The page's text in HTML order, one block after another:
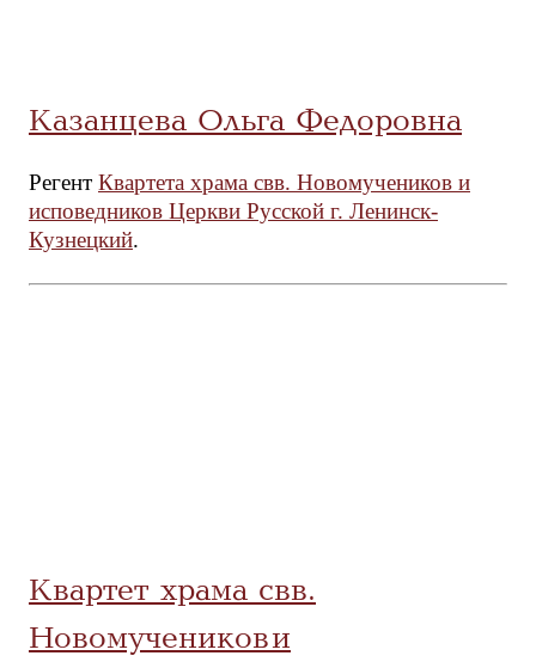
Казанцева Ольга Федоровна
Регент Квартета храма свв. Новомучеников и
исповедников Церкви Русской г. Ленинск-
Кузнецкий.
Квартет храма свв.
Новомучеников и